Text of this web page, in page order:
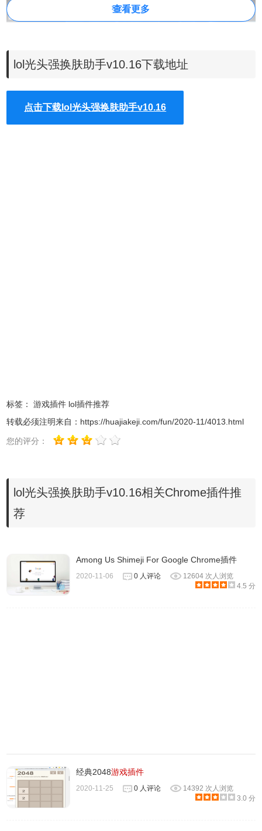
1 完全免费使用，绿色没广告
2 收集了成千上万个皮肤包
3 支持所有英雄皮肤
1 下载完成后不要在压缩包内运行直接使用，先解压；
2 软件同时支持32位64位运行环境；
3 如果软件无法正常打开，请右键使用管理员模式运行。
查看更多
lol光头强换肤助手v10.16下载地址
点击下载lol光头强换肤助手v10.16
标签： 游戏插件 lol插件推荐
转载必须注明来自： https://huajiakeji.com/fun/2020-11/4013.html
您的评分：
lol光头强换肤助手v10.16相关Chrome插件推
荐
Among Us Shimeji For Google Chrome插件
2020-11-06 0 人评论
12604 次人浏览
4.5 分
经典2048游戏插件
2020-11-25 0 人评论
14392 次人浏览
3.0 分